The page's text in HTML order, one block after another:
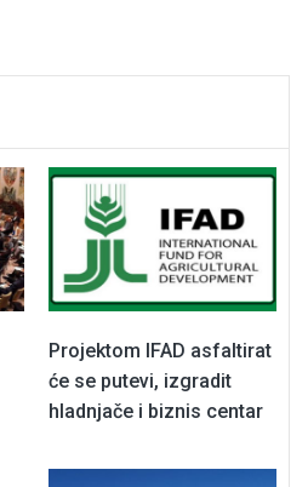
Projektom IFAD asfaltirat
će se putevi, izgradit
hladnjače i biznis centar